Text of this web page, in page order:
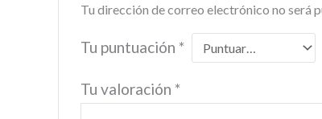
Tu dirección de correo electrónico no será
Tu puntuación *
Tu valoración *